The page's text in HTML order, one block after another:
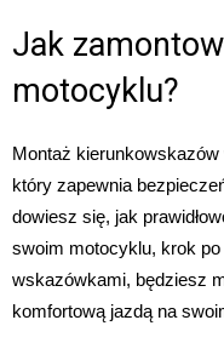
Jak
motocyklu?
Montaż
który zapewnia
dowiesz się, jak
swoim motocyklu, krok
wskazówkami, będziesz
komfortową jazdą na